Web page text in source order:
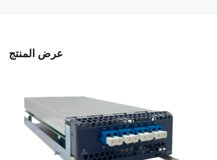
عرض المنتج